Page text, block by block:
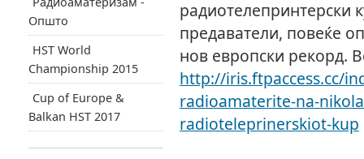
радиотелепринтерски
предаватели, повеќе
нов европски рекорд.
http://iris.ftpaccess.cc/
radioamaterite-na-
radioteleprinerskiot-kup
Општо
HST World
Championship 2015
Cup of Europe &
Balkan HST 2017